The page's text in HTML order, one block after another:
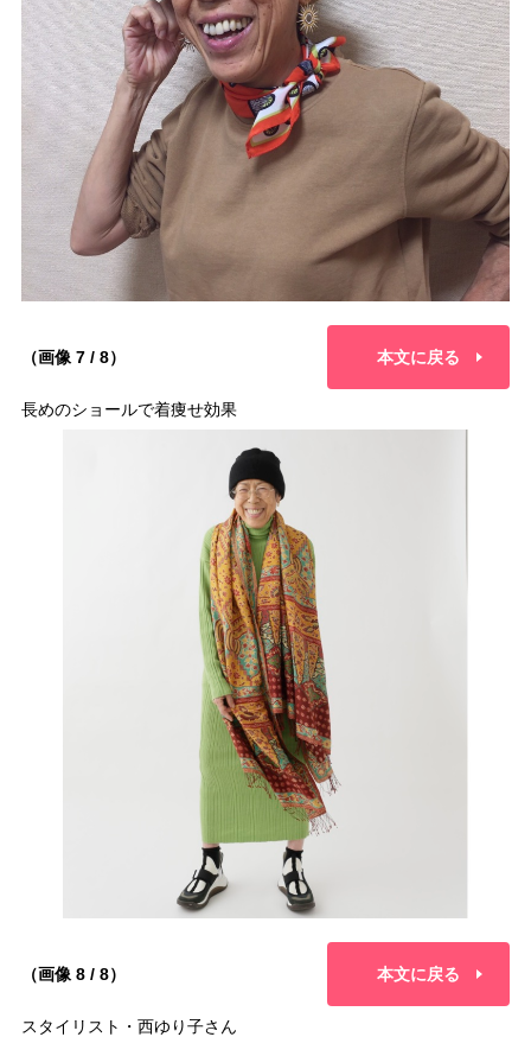
（画像 7 / 8） 本文に戻る
長めのショールで着痩せ効果
（画像 8 / 8） 本文に戻る
スタイリスト・西ゆり子さん